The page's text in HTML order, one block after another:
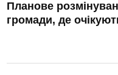
Планове
громади, де